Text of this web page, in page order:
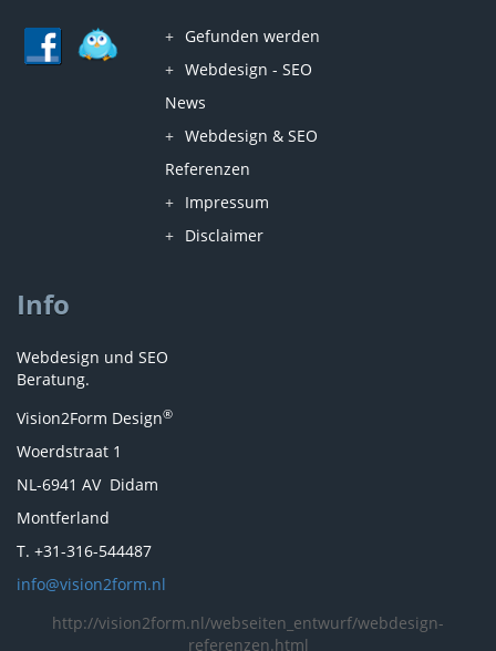
Gefunden werden
Webdesign - SEO
News
Webdesign & SEO
Referenzen
Impressum
Disclaimer
Info
Webdesign und SEO
Beratung.
Vision2Form Design®
Woerdstraat 1
NL-6941 AV Didam
Montferland
T. +31-316-544487
info@vision2form.nl
http://vision2form.nl/webseiten_entwurf/webdesign-
referenzen.html